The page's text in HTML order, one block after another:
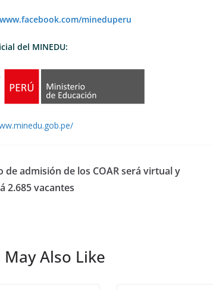
mineduperu
del MINEDU:
de admisión de los COAR será virtual y
2.685 vacantes
May Also Like